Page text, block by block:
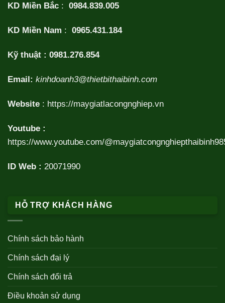
KD Miền Bắc : 0984.839.005
KD Miền Nam : 0965.431.184
Kỹ thuật : 0981.276.854
Email: kinhdoanh3@thietbithaibinh.com
Website : https://maygiatlacongnghiep.vn
Youtube :
https://www.youtube.com/
ID Web : 20071990
HỖ TRỢ KHÁCH HÀNG
Chính sách bảo hành
Chính sách đại lý
Chính sách đổi trả
Điều khoản sử dụng